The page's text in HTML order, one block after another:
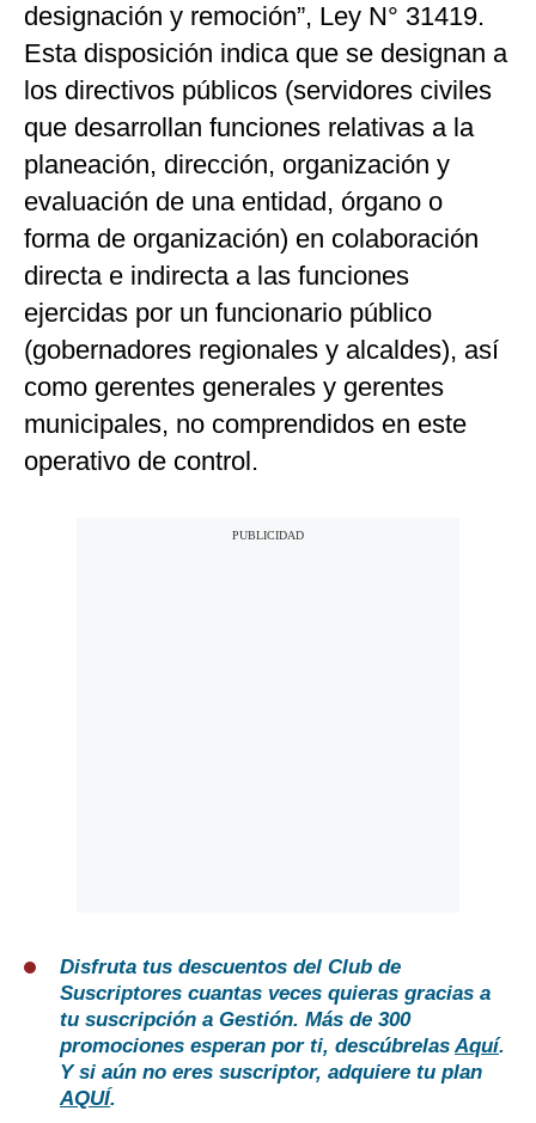
designación y remoción”, Ley N° 31419.
Esta disposición indica que se designan a
los directivos públicos (servidores civiles
que desarrollan funciones relativas a la
planeación, dirección, organización y
evaluación de una entidad, órgano o
forma de organización) en colaboración
directa e indirecta a las funciones
ejercidas por un funcionario público
(gobernadores regionales y alcaldes), así
como gerentes generales y gerentes
municipales, no comprendidos en este
operativo de control.
Disfruta tus descuentos del Club de
Suscriptores cuantas veces quieras gracias a
tu suscripción a Gestión. Más de 300
promociones esperan por ti, descúbrelasAquí.
Y si aún no eres suscriptor, adquiere tu plan
AQUÍ.